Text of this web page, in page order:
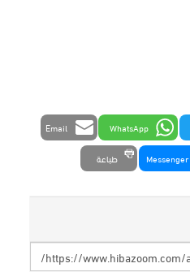
WhatsApp
Email
Messenger طباعة